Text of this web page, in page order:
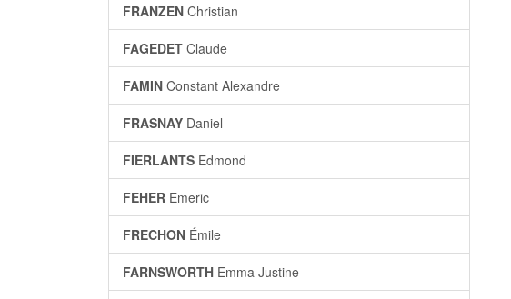
FRANZEN Christian
FAGEDET Claude
FAMIN Constant Alexandre
FRASNAY Daniel
FIERLANTS Edmond
FEHER Emeric
FRECHON Émile
FARNSWORTH Emma Justine